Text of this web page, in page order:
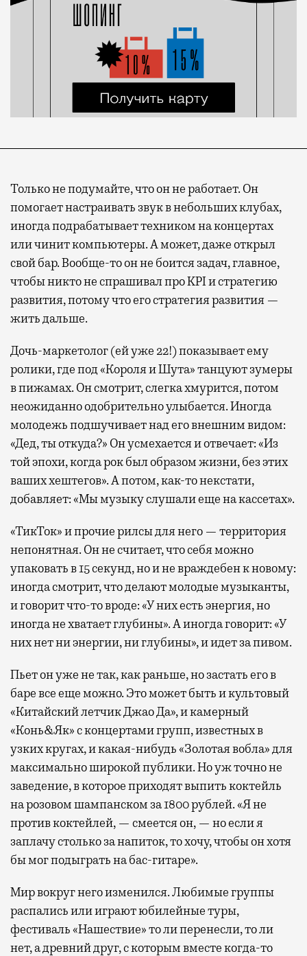
Только не подумайте, что он не работает. Он
помогает настраивать звук в небольших клубах,
иногда подрабатывает техником на концертах
или чинит компьютеры. А может, даже открыл
свой бар. Вообще-то он не боится задач, главное,
чтобы никто не спрашивал про KPI и стратегию
развития, потому что его стратегия развития —
жить дальше.
Дочь-маркетолог (ей уже 22!) показывает ему
ролики, где под «Короля и Шута» танцуют зумеры
в пижамах. Он смотрит, слегка хмурится, потом
неожиданно одобрительно улыбается. Иногда
молодежь подшучивает над его внешним видом:
«Дед, ты откуда?» Он усмехается и отвечает: «Из
той эпохи, когда рок был образом жизни, без этих
ваших хештегов». А потом, как-то некстати,
добавляет: «Мы музыку слушали еще на кассетах».
«ТикТок» и прочие рилсы для него — территория
непонятная. Он не считает, что себя можно
упаковать в 15 секунд, но и не враждебен к новому:
иногда смотрит, что делают молодые музыканты,
и говорит что-то вроде: «У них есть энергия, но
иногда не хватает глубины». А иногда говорит: «У
них нет ни энергии, ни глубины», и идет за пивом.
Пьет он уже не так, как раньше, но застать его в
баре все еще можно. Это может быть и культовый
«Китайский летчик Джао Да», и камерный
«Конь&Як» с концертами групп, известных в
узких кругах, и какая-нибудь «Золотая вобла» для
максимально широкой публики. Но уж точно не
заведение, в которое приходят выпить коктейль
на розовом шампанском за 1800 рублей. «Я не
против коктейлей, — смеется он, — но если я
заплачу столько за напиток, то хочу, чтобы он хотя
бы мог подыграть на бас-гитаре».
Мир вокруг него изменился. Любимые группы
распались или играют юбилейные туры,
фестиваль «Нашествие» то ли перенесли, то ли
нет, а древний друг, с которым вместе когда-то